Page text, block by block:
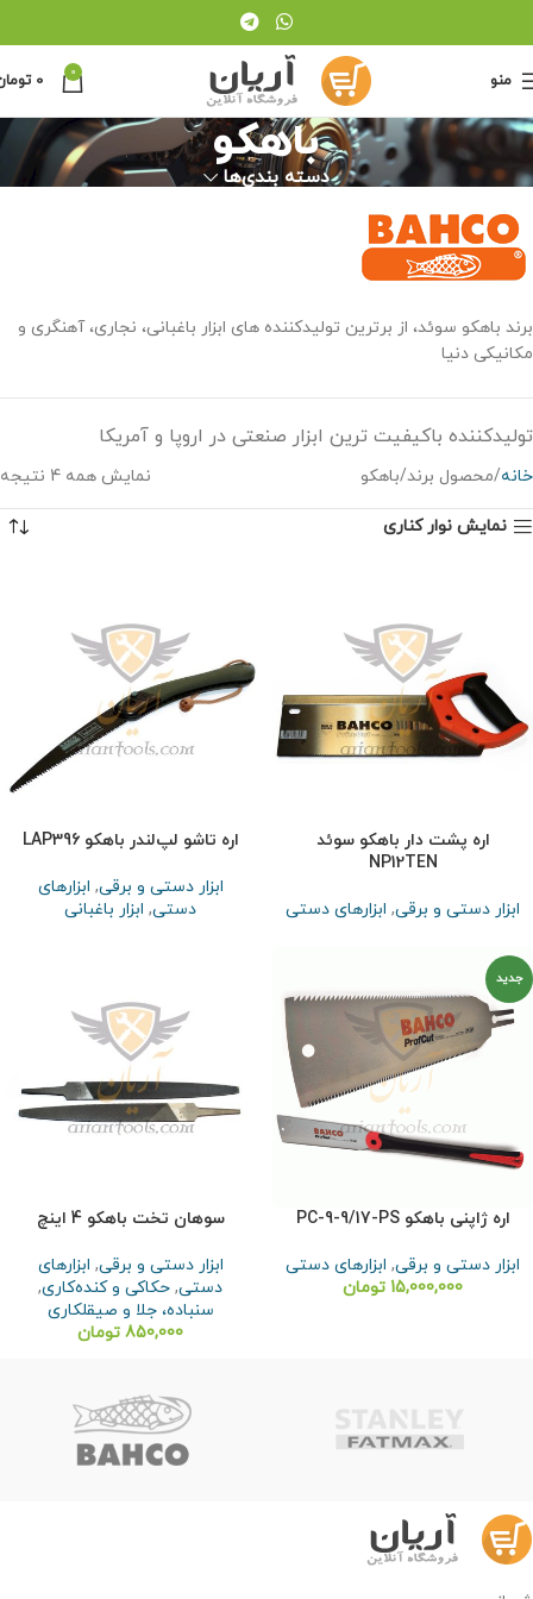
منو 0
0
باهکو
دسته بندی‌ها
برند باهکو سوئد، از برترین تولیدکننده های ابزار باغبانی، نجاری، آهنگری و
مکانیکی دنیا
تولیدکننده باکیفیت ترین ابزار صنعتی در اروپا و آمریکا
خانه محصول برند باهکو نمایش همه 4 نتیجه
نمایش نوار کناری
اره پشت دار باهکو سوئد
NP12TEN
ابزار دستی و برقی, ابزارهای دستی
اره تاشو لپ‌لندر باهکو LAP396
ابزار دستی و برقی, ابزارهای
دستی, ابزار باغبانی
جدید
اره ژاپنی باهکو PC-9-9/17-PS
ابزار دستی و برقی, ابزارهای دستی
15,000,000 تومان
سوهان تخت باهکو 4 اینچ
ابزار دستی و برقی, ابزارهای
دستی, حکاکی و کنده‌کاری,
سنباده، جلا و صیقلکاری
850,000 تومان